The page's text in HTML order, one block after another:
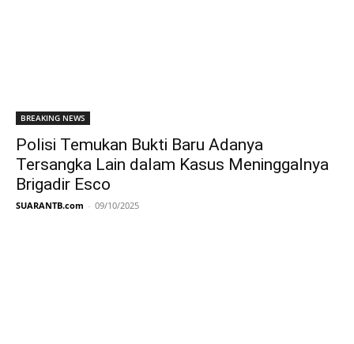
BREAKING NEWS
Polisi Temukan Bukti Baru Adanya
Tersangka Lain dalam Kasus Meninggalnya
Brigadir Esco
SUARANTB.com - 09/10/2025